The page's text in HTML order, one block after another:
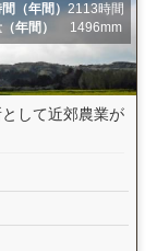
間（年間）2113時間
年間）
1496mm
して近郊農業が